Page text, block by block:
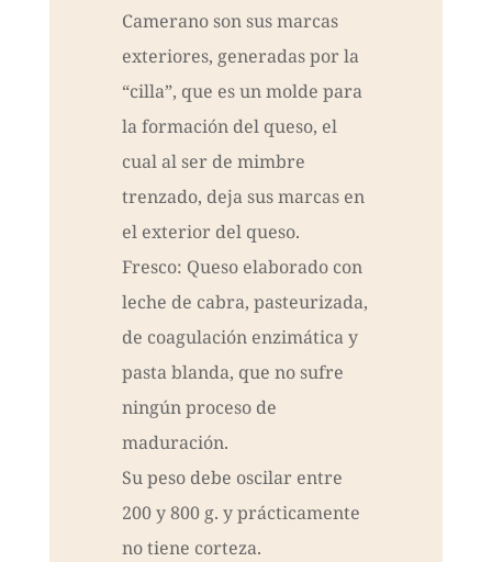
Camerano son sus marcas
exteriores, generadas por la
“cilla”, que es un molde para
la formación del queso, el
cual al ser de mimbre
trenzado, deja sus marcas en
el exterior del queso.
Fresco: Queso elaborado con
leche de cabra, pasteurizada,
de coagulación enzimática y
pasta blanda, que no sufre
ningún proceso de
maduración.
Su peso debe oscilar entre
200 y 800 g. y prácticamente
no tiene corteza.